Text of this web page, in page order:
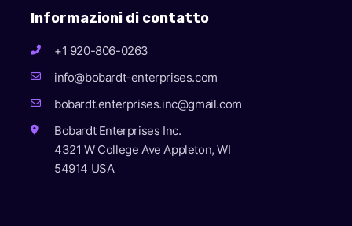
Informazioni di contatto
+1 920-806-0263
info@bobardt-enterprises.com
bobardt.enterprises.inc@gmail.com
Bobardt Enterprises Inc.
4321 W College Ave Appleton, WI
54914 USA